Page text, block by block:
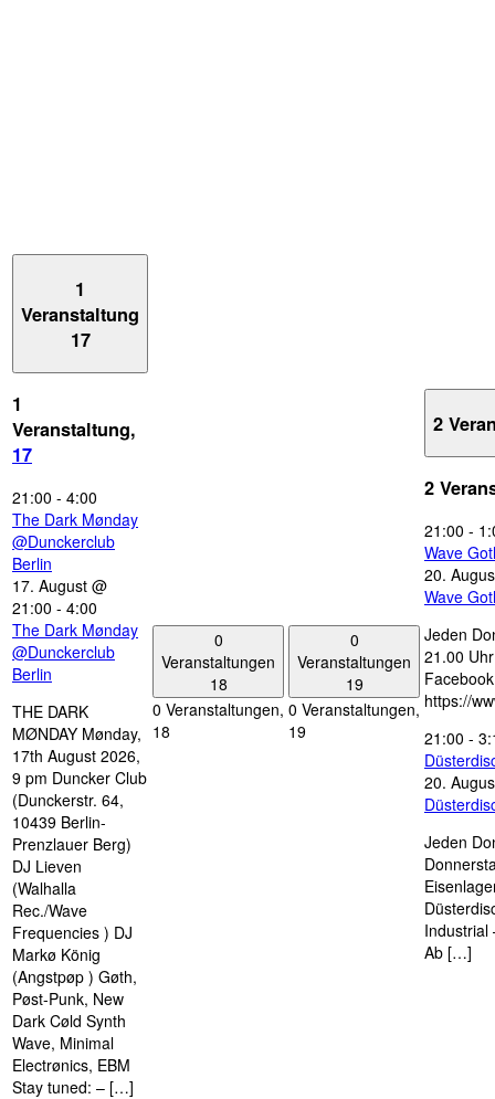
1
Veranstaltung
17
1
Veranstaltung,
17
21:00 - 4:00
The Dark Mønday
@Dunckerclub
Berlin
17. August @
21:00 - 4:00
The Dark Mønday
@Dunckerclub
Berlin
THE DARK
MØNDAY Mønday,
17th August 2026,
9 pm Duncker Club
(Dunckerstr. 64,
10439 Berlin-
Prenzlauer Berg)
DJ Lieven
(Walhalla
Rec./Wave
Frequencies ) DJ
Markø König
(Angstpøp ) Gøth,
Pøst-Punk, New
Dark Cøld Synth
Wave, Minimal
Electrønics, EBM
Stay tuned: – […]
0
Veranstaltungen
18
0 Veranstaltungen,
18
0
Veranstaltungen
19
0 Veranstaltungen,
19
2
2
21:00 -
Wave
20.
Wave
Jeden
21.00
https://
21:00 -
20.
Jeden
Industrial
Ab […]